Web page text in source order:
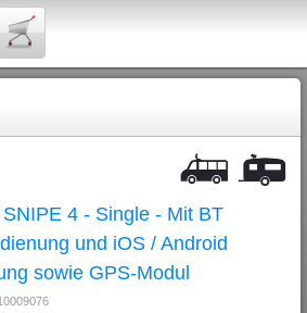
4 - Single - Mit BT
und iOS / Android
sowie GPS-Modul